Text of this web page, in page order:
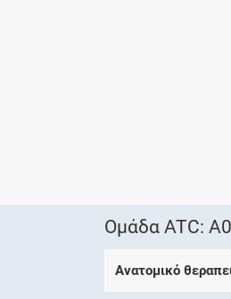
Ομάδα ATC:
Ανατομικό